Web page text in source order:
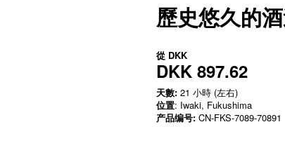
歷史悠久的
從 DKK
DKK 897.62
天數: 21 小時 (左右)
位置: Iwaki, Fukushima
产品编号: CN-FKS-7089-70891